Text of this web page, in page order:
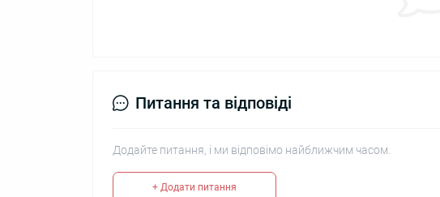
Питання та відповіді
Додайте питання, і ми відповімо найближчим часом.
+ Додати питання